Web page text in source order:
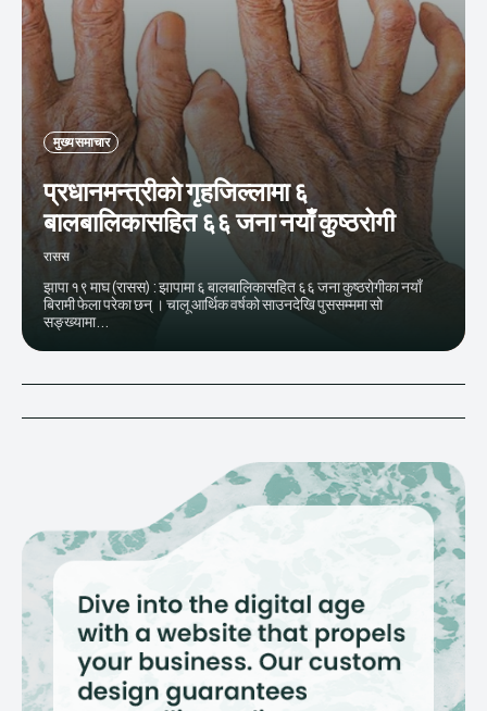
मुख्य समाचार
प्रधानमन्त्रीकाे गृहजिल्लामा ६
बालबालिकासहित ६६ जना नयाँ कुष्ठरोगी
रासस
झापा १९ माघ (रासस) : झापामा ६ बालबालिकासहित ६६ जना कुष्ठरोगीका नयाँ
बिरामी फेला परेका छन् । चालू आर्थिक वर्षको साउनदेखि पुससम्ममा सो
सङ्ख्यामा...